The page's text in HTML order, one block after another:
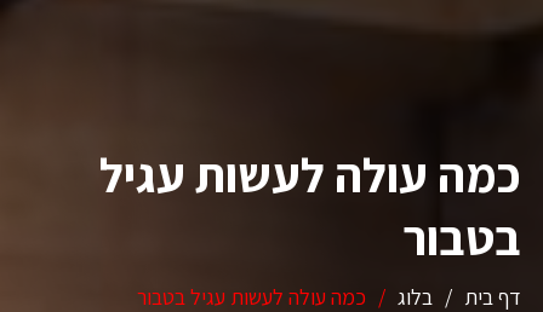
כמה עולה לעשות עגיל
בטבור
דף בית / בלוג / כמה עולה לעשות עגיל בטבור